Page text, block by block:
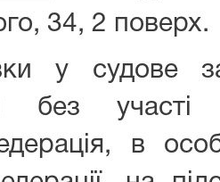
34, 2 поверх.
у судове
без
в